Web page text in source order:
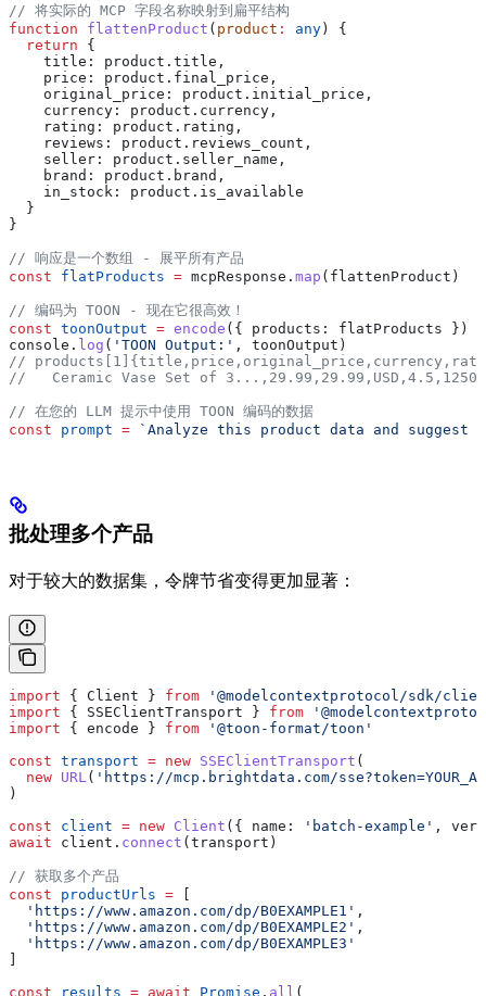
// 将实际的 MCP 字段名称映射到扁平结构
function flattenProduct ( product : any) {
  return
{
    title:
product . title ,
    price:
product . final_price ,
    original_price:
product . initial_price ,
    currency:
product . currency ,
    rating:
product . rating ,
    reviews:
product . reviews_count ,
    seller:
product . seller_name ,
    brand:
product . brand ,
    in_stock:
product . is_available
  }
}
// 响应是一个数组 - 展平所有产品
const flatProducts = mcpResponse . map ( flattenProduct )
// 编码为 TOON - 现在它很高效！
const toonOutput = encode ({ products: flatProducts })
console . log ( 'TOON Output:' , toonOutput )
//
//   Ceramic Vase Set of
// 在您的 LLM 提示中使用 TOON 编码的数据
const prompt = `Analyze this product data and suggest
批处理多个产品
对于较大的数据集，令牌节省变得更加显著：
import { Client } from '@modelcontextprotocol/sdk/
import { SSEClientTransport } from
import { encode } from '@toon-format/toon'
const transport = new SSEClientTransport (
  new
URL( 'https://mcp.brightdata.com/
)
const client = new Client ({ name: 'batch-example' ,
await client . connect ( transport )
// 获取多个产品
const productUrls =
  'https://www.amazon.com/dp/B0EXAMPLE1'
,
  'https://www.amazon.com/dp/B0EXAMPLE2'
,
  'https://www.amazon.com/dp/B0EXAMPLE3'
const results = await Promise . all (